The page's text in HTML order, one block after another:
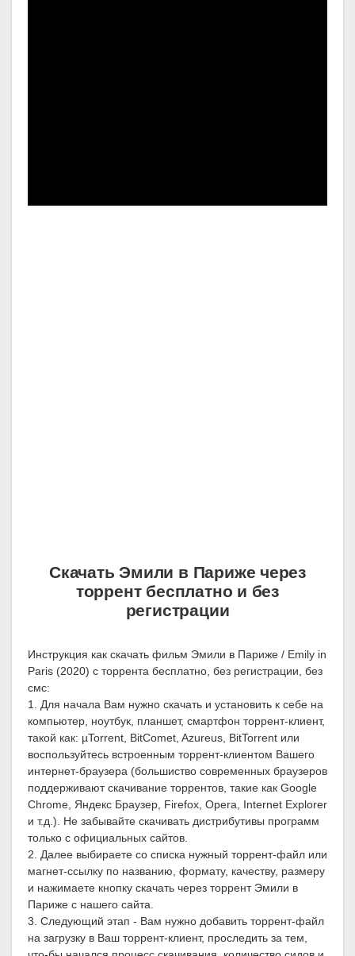
Скачать Эмили в Париже через
торрент бесплатно и без
регистрации
Инструкция как скачать фильм Эмили в Париже / Emily in
Paris (2020) с торрента бесплатно, без регистрации, без
смс:
1. Для начала Вам нужно скачать и установить к себе на
компьютер, ноутбук, планшет, смартфон торрент-клиент,
такой как: µTorrent, BitComet, Azureus, BitTorrent или
воспользуйтесь встроенным торрент-клиентом Вашего
интернет-браузера (большиство современных браузеров
поддерживают скачивание торрентов, такие как Google
Chrome, Яндекс Браузер, Firefox, Opera, Internet Explorer
и т.д.). Не забывайте скачивать дистрибутивы программ
только с официальных сайтов.
2. Далее выбираете со списка нужный торрент-файл или
магнет-ссылку по названию, формату, качеству, размеру
и нажимаете кнопку скачать через торрент Эмили в
Париже с нашего сайта.
3. Следующий этап - Вам нужно добавить торрент-файл
на загрузку в Ваш торрент-клиент, проследить за тем,